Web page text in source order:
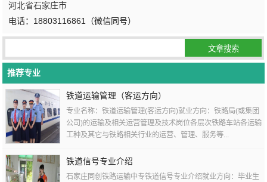
河北省石家庄市
电话：18803116861（微信同号）
推荐专业
铁道运输管理（客运方向）
专业名称：铁道运输管理(客运方向)就业方向：铁路局(或集团
公司)的运输及相关运营管理及技术岗位各层次铁路车站各运输
工种及其它与铁路相关行业的运营、管理、服务等...
铁道信号专业介绍
石家庄同创铁路运输中专铁道信号专业介绍就业方向：毕业生